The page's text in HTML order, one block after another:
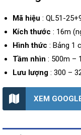
Mã hiệu : QL51-
Kích thước : 16m
Hình thức : Bảng 1
Tầm nhìn : 500m –
Lưu lượng : 300 –
XEM